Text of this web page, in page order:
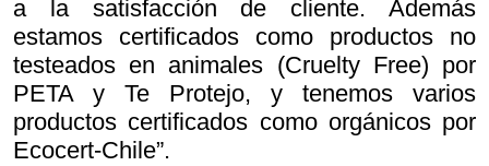
a la satisfacción de cliente. Además
estamos certificados como productos no
testeados en animales (Cruelty Free) por
PETA y Te Protejo, y tenemos varios
productos certificados como orgánicos por
Ecocert-Chile”.